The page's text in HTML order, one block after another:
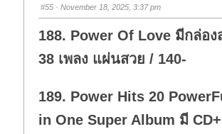
d
o
n
.
u
p
#55 · November 18, 2025, 3:37 pm
188. Power Of Love มีกล่อ
38 เพลง แผ่นสวย / 140-
189. Power Hits 20
in One Super Album มี